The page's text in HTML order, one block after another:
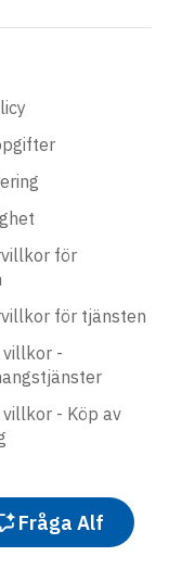
för
för tjänsten
villkor -
- Köp av
Fråga Alf